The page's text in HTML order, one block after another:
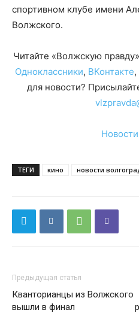
спортивном клубе имени
Волжского.
Читайте «Волжскую
Одноклассники, ВКонтакте,
для новости?
ТЕГИ кино новости
Предыдущая статья
Кванторианцы из Волжского
вышли в финал